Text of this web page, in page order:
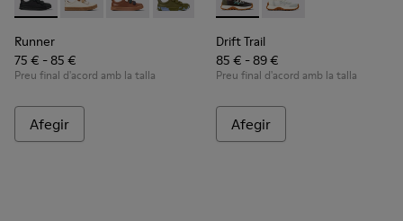
Runner - K800513-004 - Sabatilles infantils de pell i teixit
Runner - K800513-015
Runner - K800513-010
Runner - K800513-009
Runner - K800513-001
Runner
75 € - 85 €
Preu final d'acord amb la talla
Afegir
Drift Trail - K800684-002 -
Drift Trail -
Drift Trail
85 € - 89 €
Preu final d'acord amb la talla
Afegir